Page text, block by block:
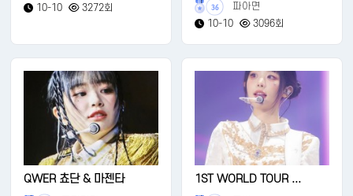
10-10
3272회 36
파아면
10-10
3096회
QWER 쵸단 & 마젠타 1ST WORLD TOUR ...